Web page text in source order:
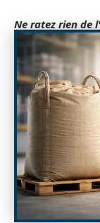
Ne ratez rien de